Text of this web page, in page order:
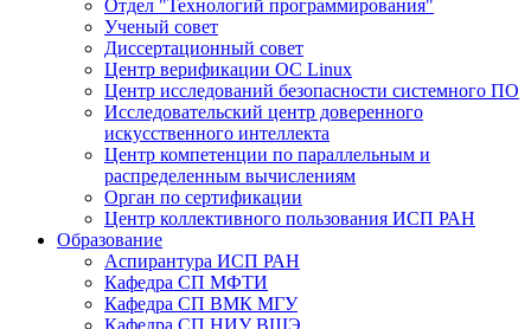
Отдел "Технологий программирования"
Ученый совет
Диссертационный совет
Центр верификации ОС Linux
Центр исследований безопасности системного ПО
Исследовательский центр доверенного
искусственного интеллекта
Центр компетенции по параллельным и
распределенным вычислениям
Орган по сертификации
Центр коллективного пользования ИСП РАН
Образование
Аспирантура ИСП РАН
Кафедра СП МФТИ
Кафедра СП ВМК МГУ
Кафедра СП НИУ ВШЭ